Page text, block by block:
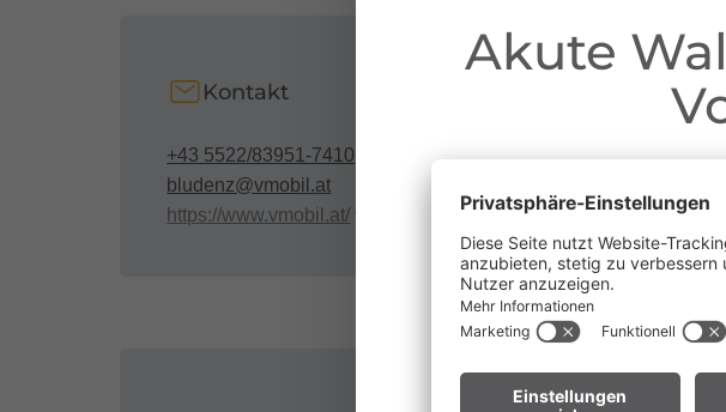
Kontakt
+43 5522/83951-7410
bludenz@vmobil.at
https://www.vmobil.at/
Akute
aufgrund der
Waldbrandverordnung
Waldnähe
Wir bitten euch um erhöhte